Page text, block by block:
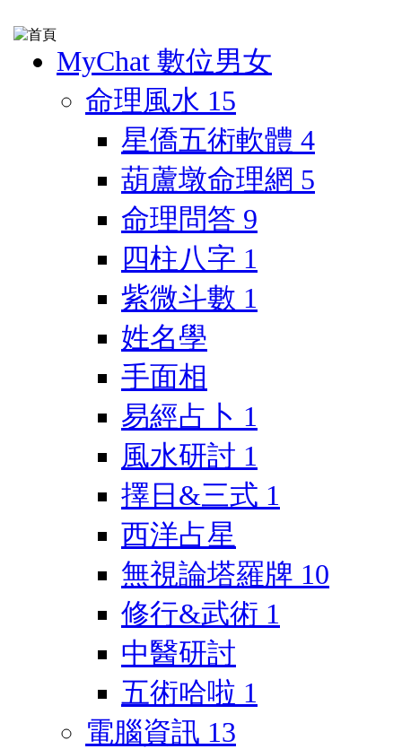
MyChat 數位男女
命理風水 15
星僑五術軟體 4
葫蘆墩命理網 5
命理問答 9
四柱八字 1
紫微斗數 1
姓名學
手面相
易經占卜 1
風水研討 1
擇日&三式 1
西洋占星
無視論塔羅牌 10
修行&武術 1
中醫研討
五術哈啦 1
電腦資訊 13